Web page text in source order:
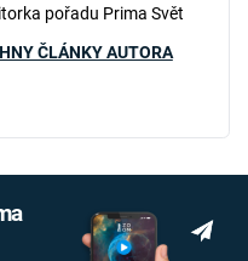
pořadu Prima Svět
ČLÁNKY AUTORA